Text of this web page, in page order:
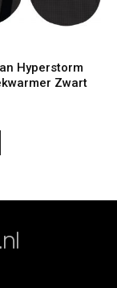
Hyperstorm
Zwart